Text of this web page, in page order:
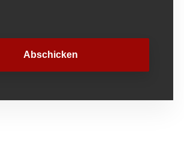
Abschicken